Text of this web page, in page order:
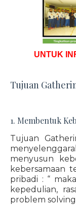
UNTUK
Tujuan
1. Membentuk
Tujuan
menyusun
kebersamaan
pribadi : “
kepedulian,
problem solving